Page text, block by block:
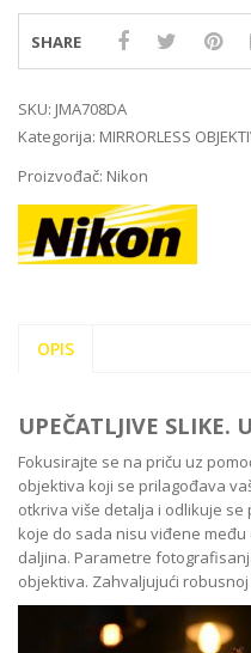
SHARE
SKU: JMA708DA
Kategorija: MIRRORLESS
Proizvođač: Nikon
OPIS
UPEČATLJIVE SLIKE.
Fokusirajte se na priču uz
objektiva koji se prilagođava
otkriva više detalja i odlikuje
koje do sada nisu viđene
daljina. Parametre
objektiva. Zahvaljujući